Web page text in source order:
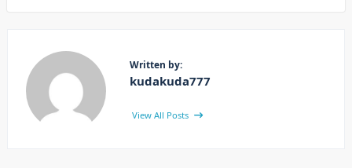
Written by:
kudakuda777
View All Posts